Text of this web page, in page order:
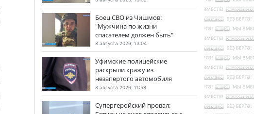
Боец СВО из Чишмов:
"Мужчина по жизни
спасателем должен быть"
8 августа 2026, 13:04
Уфимские полицейские
раскрыли кражу из
незапертого автомобиля
8 августа 2026, 11:58
Супергеройский провал: